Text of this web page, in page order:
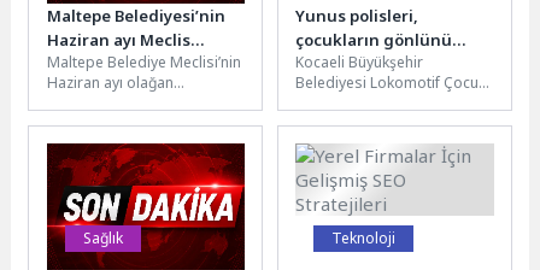
Maltepe Belediyesi’nin
Haziran ayı Meclis
toplantıları sona erdi
Maltepe Belediye Meclisi’nin
Haziran ayı olağan
Belediye Meclisi Birinci
Başkan Vekili Nimet...
Yunus polisleri,
çocukların gönlünü
fethetti
Kocaeli Büyükşehir
Belediyesi Lokomotif Çocuk
etkinlikleri kapsamında İl
Emniyet Müdürlüğü’ne bağlı
Yunus...
Sağlık Teknoloji